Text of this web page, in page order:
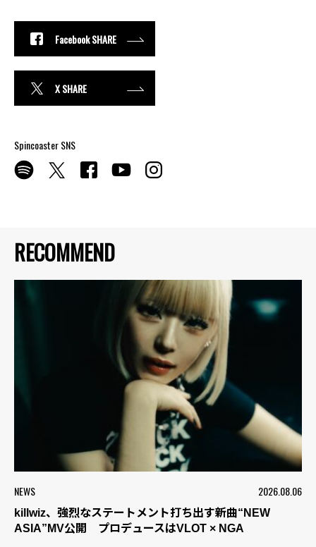
RECOMMEND
NEWS 2026.08.06
killwiz、強烈なステートメント打ち出す新曲“NEW
ASIA”MV公開 プロデュースはVLOT × NGA
Facebook SHARE
X SHARE
Spincoaster SNS